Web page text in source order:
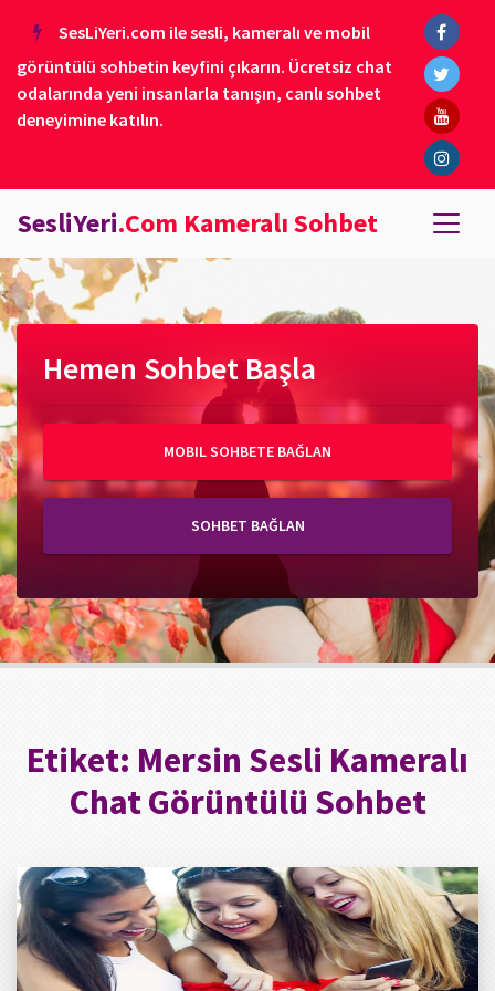
SesLiYeri.com ile sesli, kameralı ve mobil
görüntülü sohbetin keyfini çıkarın. Ücretsiz chat
odalarında yeni insanlarla tanışın, canlı sohbet
deneyimine katılın.
SesliYeri.Com Kameralı Sohbet
Hemen Sohbet Başla
MOBIL SOHBETE BAĞLAN
SOHBET BAĞLAN
Etiket: Mersin Sesli Kameralı
Chat Görüntülü Sohbet